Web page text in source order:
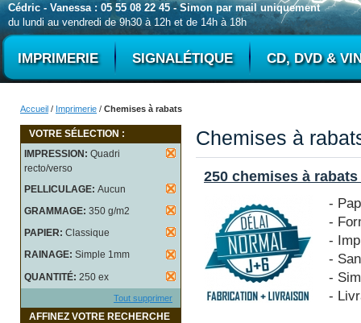
Cédric - Vanessa : 05 55 08 22 45 - Simon par mail uniquement
du lundi au vendredi de 9h30 à 12h et de 14h à 18h
IMPRIMERIE SIGNALÉTIQUE CD, DVD &
Accueil / Imprimerie / Chemises à rabats
VOTRE SÉLECTION :
IMPRESSION: Quadri
recto/verso
PELLICULAGE: Aucun
GRAMMAGE: 350 g/m2
PAPIER: Classique
RAINAGE: Simple 1mm
QUANTITÉ: 250 ex
Tout supprimer
AFFINEZ VOTRE RECHERCHE
Chemises à
250 chemises à
-
-
-
-
-
-